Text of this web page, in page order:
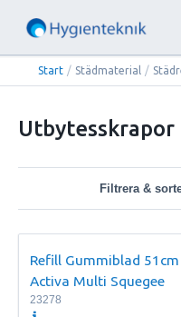
Start / Städmaterial /
Utbytesskrapor
Filtrera &
Refill Gummiblad 51cm
Activa Multi Squegee
23278